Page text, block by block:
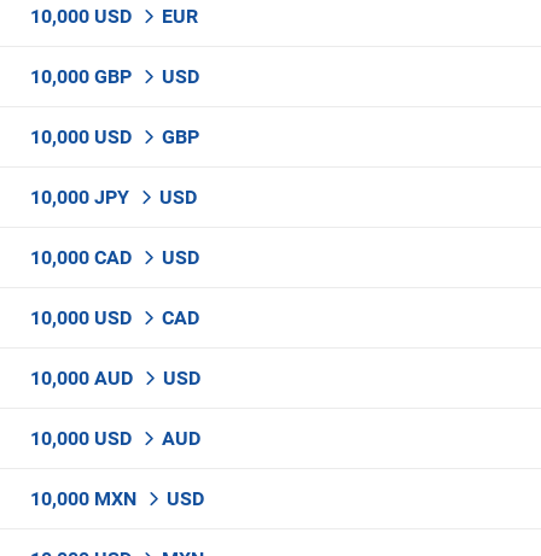
10,000 USD EUR
10,000 GBP USD
10,000 USD GBP
10,000 JPY USD
10,000 CAD USD
10,000 USD CAD
10,000 AUD USD
10,000 USD AUD
10,000 MXN USD